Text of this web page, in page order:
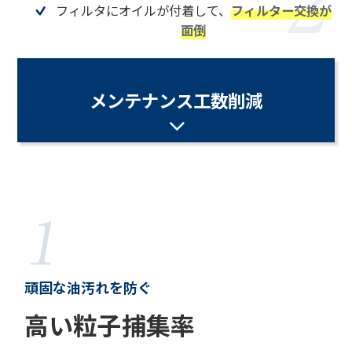
フィルタにオイルが付着して、 フィルター交換が
面倒
メンテナンス工数削減
頑固な油汚れを防ぐ
高い粒子捕集率